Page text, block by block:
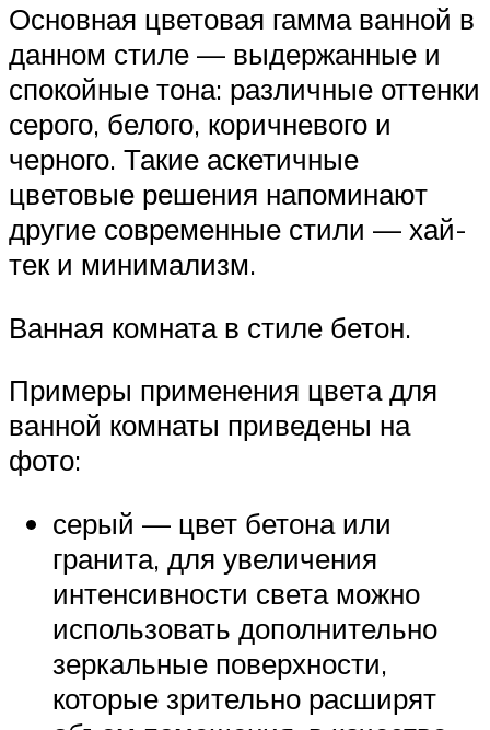
Основная цветовая гамма ванной в
данном стиле — выдержанные и
спокойные тона: различные оттенки
серого, белого, коричневого и
черного. Такие аскетичные
цветовые решения напоминают
другие современные стили — хай-
тек и минимализм.
Ванная комната в стиле бетон.
Примеры применения цвета для
ванной комнаты приведены на
фото:
серый — цвет бетона или
гранита, для увеличения
интенсивности света можно
использовать дополнительно
зеркальные поверхности,
которые зрительно расширят